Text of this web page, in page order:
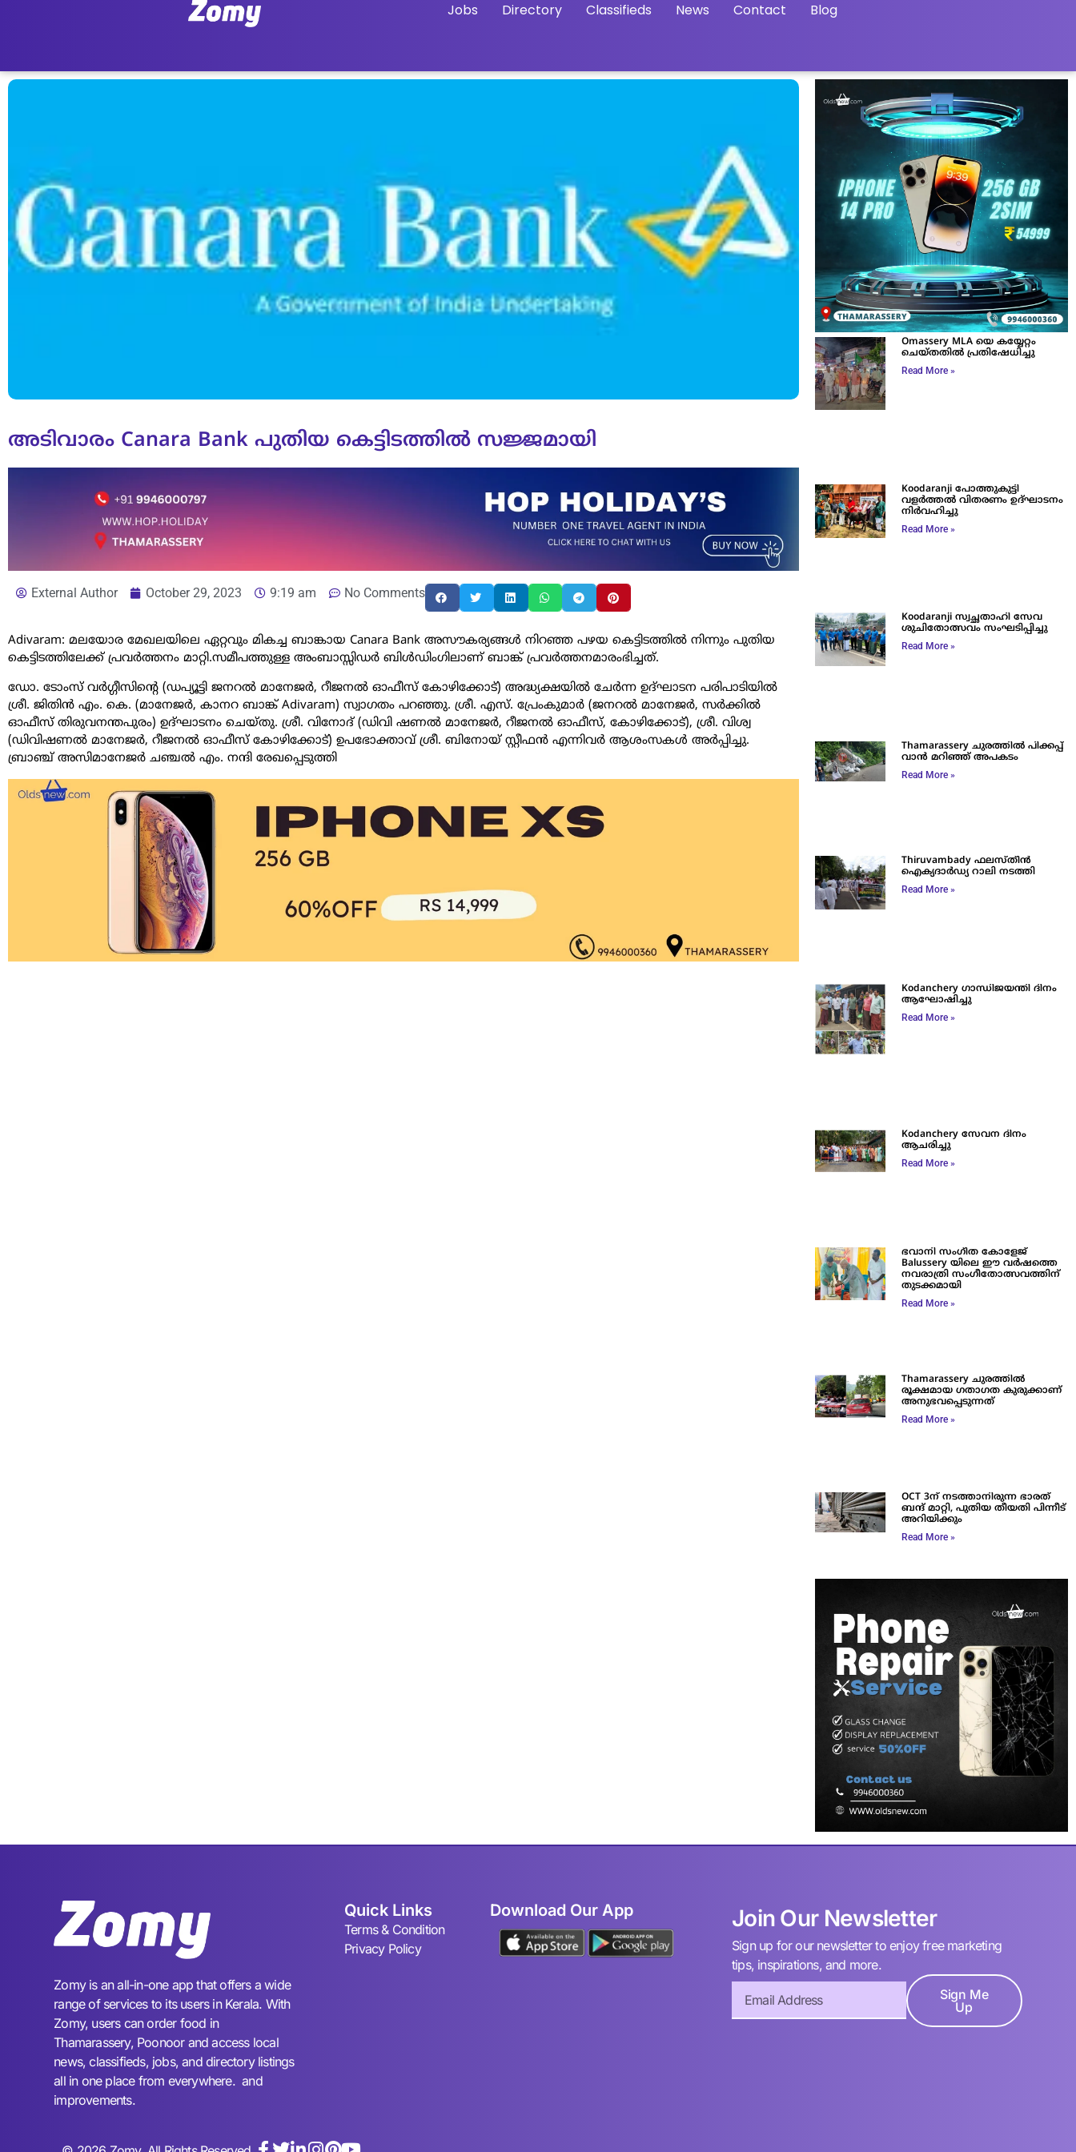
Jobs Directory Classifieds News Contact Blog
അടിവാരം Canara Bank പുതിയ കെട്ടിടത്തിൽ സജ്ജമായി
External Author October 29, 2023 9:19 am No Comments
Adivaram: മലയോര മേഖലയിലെ ഏറ്റവും മികച്ച ബാങ്കായ Canara Bank അസൗകര്യങ്ങൾ നിറഞ്ഞ പഴയ കെട്ടിടത്തിൽ നിന്നും പുതിയ
കെട്ടിടത്തിലേക്ക് പ്രവർത്തനം മാറ്റി.സമീപത്തുള്ള അംബാസ്സിഡർ ബിള്‍ഡിംഗിലാണ് ബാങ്ക് പ്രവര്‍ത്തനമാരംഭിച്ചത്.
ഡോ. ടോംസ് വർഗ്ഗീസിന്റെ (ഡപ്യൂട്ടി ജനറൽ മാനേജർ, റീജനൽ ഓഫീസ് കോഴിക്കോട്) അദ്ധ്യക്ഷയിൽ ചേർന്ന ഉദ്ഘാടന പരിപാടിയിൽ
ശ്രീ. ജിതിൻ എം. കെ. (മാനേജർ, കാനറ ബാങ്ക് Adivaram) സ്വാഗതം പറഞ്ഞു. ശ്രീ. എസ്. പ്രേംകുമാർ (ജനറൽ മാനേജർ, സർക്കിൽ
ഓഫീസ് തിരുവനന്തപുരം) ഉദ്ഘാടനം ചെയ്തു. ശ്രീ. വിനോദ് (ഡിവി ഷണൽ മാനേജർ, റീജനൽ ഓഫീസ്, കോഴിക്കോട്), ശ്രീ. വിശ്വ
(ഡിവിഷണൽ മാനേജർ, റീജനൽ ഓഫീസ് കോഴിക്കോട്) ഉപഭോക്താവ് ശ്രീ. ബിനോയ് സ്റ്റീഫൻ എന്നിവർ ആശംസകൾ അർപ്പിച്ചു.
ബ്രാഞ്ച് അസിമാനേജർ ചഞ്ചൽ എം. നന്ദി രേഖപ്പെടുത്തി
Omassery MLA യെ കയ്യേറ്റം
ചെയ്തതിൽ പ്രതിഷേധിച്ചു
Read More »
Koodaranji പോത്തുകുട്ടി
വളർത്തൽ വിതരണം ഉദ്ഘാടനം
നിർവഹിച്ചു
Read More »
Koodaranji സ്വച്ഛതാഹി സേവ
ശുചിതോത്സവം സംഘടിപ്പിച്ചു
Read More »
Thamarassery ചുരത്തിൽ പിക്കപ്പ്
വാൻ മറിഞ്ഞ് അപകടം
Read More »
Thiruvambady ഫലസ്തീൻ
ഐക്യദാർഡ്യ റാലി നടത്തി
Read More »
Kodanchery ഗാന്ധിജയന്തി ദിനം
ആഘോഷിച്ചു
Read More »
Kodanchery സേവന ദിനം
ആചരിച്ചു
Read More »
ഭവാനി സംഗീത കോളേജ്
Balussery യിലെ ഈ വർഷത്തെ
നവരാത്രി സംഗീതോത്സവത്തിന്
തുടക്കമായി
Read More »
Thamarassery ചുരത്തിൽ
രൂക്ഷമായ ഗതാഗത കുരുക്കാണ്
അനുഭവപ്പെടുന്നത്
Read More »
OCT 3ന് നടത്താനിരുന്ന ഭാരത്
ബന്ദ് മാറ്റി, പുതിയ തീയതി പിന്നീട്
അറിയിക്കും
Read More »
Zomy is an all-in-one app that offers a wide
range of services to its users in Kerala. With
Zomy, users can order food in
Thamarassery, Poonoor and access local
news, classifieds, jobs, and directory listings
all in one place from everywhere. and
improvements.
Quick Links
Terms & Condition
Privacy Policy
Download Our App Join Our Newsletter
Sign up for our newsletter to enjoy free marketing
tips, inspirations, and more.
Sign Me
Up